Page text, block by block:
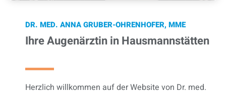
DR. MED. ANNA GRUBER-OHRENHOFER, MME
Ihre Augenärztin in Hausmannstätten
Herzlich willkommen auf der Website von Dr. med.